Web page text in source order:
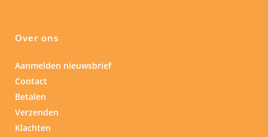
Over ons
Aanmelden nieuwsbrief
Contact
Betalen
Verzenden
Klachten